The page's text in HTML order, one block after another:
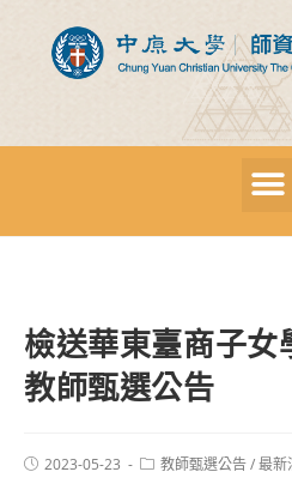
檢送華東臺商子
教師甄選公告
2023-05-23 教師甄選公告/最新